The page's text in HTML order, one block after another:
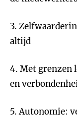
3.
altijd
4. Met grenzen
en
5. Autonomie: